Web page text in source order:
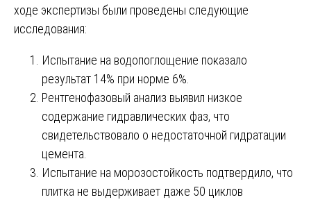
ходе экспертизы были проведены следующие
исследования:
Испытание на водопоглощение показало
результат 14% при норме 6%.
Рентгенофазовый анализ выявил низкое
содержание гидравлических фаз, что
свидетельствовало о недостаточной гидратации
цемента.
Испытание на морозостойкость подтвердило, что
плитка не выдерживает даже 50 циклов